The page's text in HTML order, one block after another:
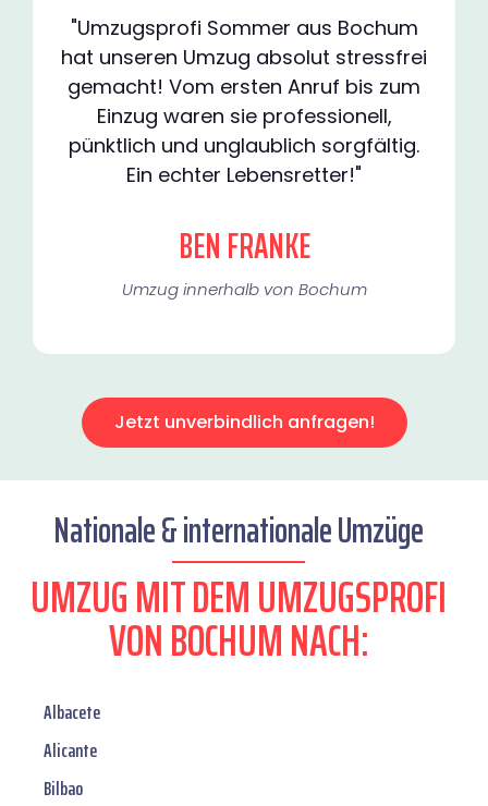
"Umzugsprofi Sommer aus Bochum
hat unseren Umzug absolut stressfrei
gemacht! Vom ersten Anruf bis zum
Einzug waren sie professionell,
pünktlich und unglaublich sorgfältig.
Ein echter Lebensretter!"
BEN FRANKE
Umzug innerhalb von Bochum​
Jetzt unverbindlich anfragen!
Nationale & internationale Umzüge
UMZUG MIT DEM UMZUGSPROFI
VON BOCHUM NACH:
Albacete
Alicante
Bilbao